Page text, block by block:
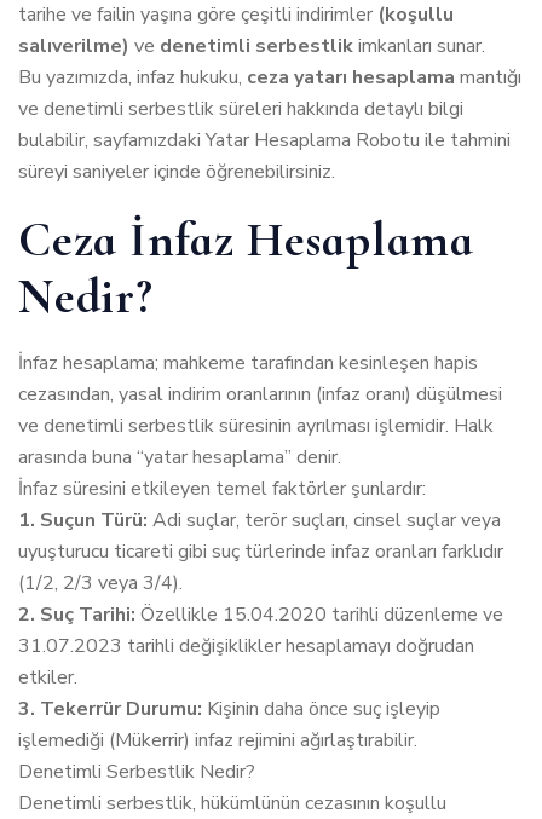
tarihe ve failin yaşına göre çeşitli indirimler (koşullu
salıverilme) ve denetimli serbestlikimkanları sunar.
Bu yazımızda, infaz hukuku, ceza yatarı hesaplama mantığı
ve denetimli serbestlik süreleri hakkında detaylı bilgi
bulabilir, sayfamızdaki Yatar Hesaplama Robotu ile tahmini
süreyi saniyeler içinde öğrenebilirsiniz.
Ceza İnfaz Hesaplama
Nedir?
İnfaz hesaplama; mahkeme tarafından kesinleşen hapis
cezasından, yasal indirim oranlarının (infaz oranı) düşülmesi
ve denetimli serbestlik süresinin ayrılması işlemidir. Halk
arasında buna “yatar hesaplama” denir.
İnfaz süresini etkileyen temel faktörler şunlardır:
1. Suçun Türü: Adi suçlar, terör suçları, cinsel suçlar veya
uyuşturucu ticareti gibi suç türlerinde infaz oranları farklıdır
(1/2, 2/3 veya 3/4).
2. Suç Tarihi: Özellikle 15.04.2020 tarihli düzenleme ve
31.07.2023 tarihli değişiklikler hesaplamayı doğrudan
etkiler.
3. Tekerrür Durumu: Kişinin daha önce suç işleyip
işlemediği (Mükerrir) infaz rejimini ağırlaştırabilir.
Denetimli Serbestlik Nedir?
Denetimli serbestlik, hükümlünün cezasının koşullu